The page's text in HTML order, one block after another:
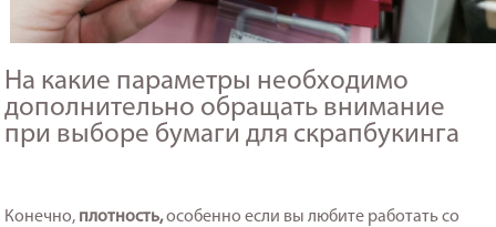
На какие параметры необходимо
дополнительно обращать внимание
при выборе бумаги для скрапбукинга
Конечно, плотность,особенно если вы любите работать со